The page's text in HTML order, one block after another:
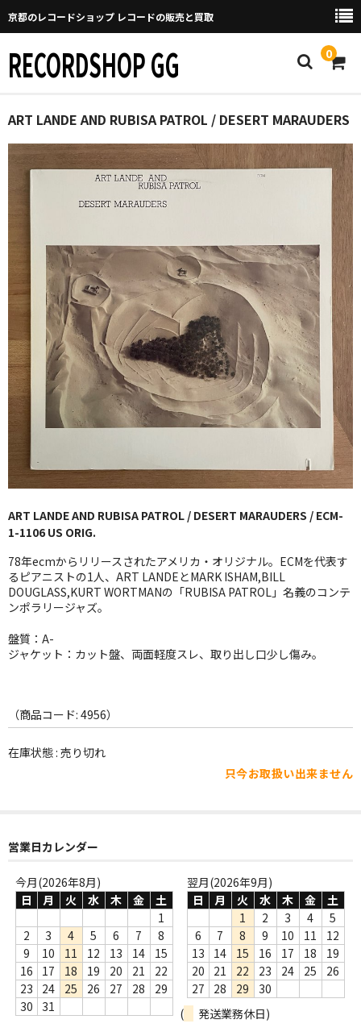
京都のレコードショップ レコードの販売と買取
RECORDSHOP GG 0
Home
マイページ
取り置きなどについて
Categories
New Arrivals
新譜
GG RECORD （当店のレーベル）
全商品
BLUE NOTE
JAZZ-EU
JAZZ-JP
JAZZ-VOCAL
ROCK
WORLD
その他
Webのみ no.2
Webのみ no.3
Webのみ no.4
売り切れ
ART LANDE AND RUBISA PATROL / DESERT MARAUDERS
ART LANDE AND RUBISA PATROL / DESERT MARAUDERS / ECM-
1-1106 US ORIG.
78年ecmからリリースされたアメリカ・オリジナル。ECMを代表す
るピアニストの1人、ART LANDEとMARK ISHAM,BILL
DOUGLASS,KURT WORTMANの「RUBISA PATROL」名義のコンテ
ンポラリージャズ。
盤質：A-
ジャケット：カット盤、両面軽度スレ、取り出し口少し傷み。
（商品コード: 4956）
在庫状態 : 売り切れ
只今お取扱い出来ません
営業日カレンダー
今月(2026年8月)
日
月 火 水 木 金
土
1
2
3 4 5 6 7
8
9
10 11 12 13 14
15
16
17 18 19 20 21
22
23
24 25 26 27 28
29
30
31
翌月(2026年9月)
日
月 火 水 木 金
土
1
2 3 4
5
6
7 8 9 10 11
12
13
14 15 16 17 18
19
20
21 22 23 24 25
26
27
28 29
30
(
発送業務休日)